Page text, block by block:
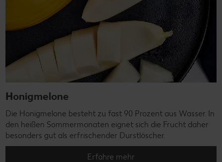
Honigmelone
Die Honigmelone besteht zu fast 90 Prozent aus Wasser. In
den heißen Sommermonaten eignet sich die Frucht daher
besonders gut als erfrischender Durstlöscher.
Erfahre mehr